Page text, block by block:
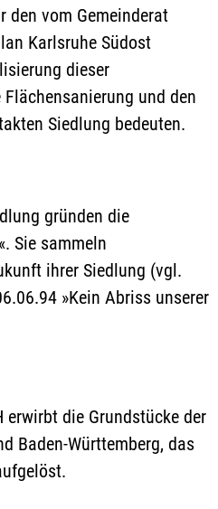
den vom Gemeinderat
Karlsruhe Südost
dieser
und den
Siedlung bedeuten.
gründen die
Sie sammeln
ihrer Siedlung (vgl.
»Kein Abriss unserer
erwirbt die Grundstücke der
Baden-Württemberg, das